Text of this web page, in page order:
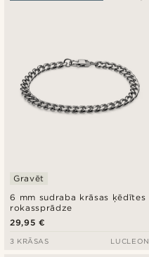
6 mm sudraba krāsas ķēdītes
rokassprādze
Gravēt
29,95 €
3 KRĀSAS LUCLEON